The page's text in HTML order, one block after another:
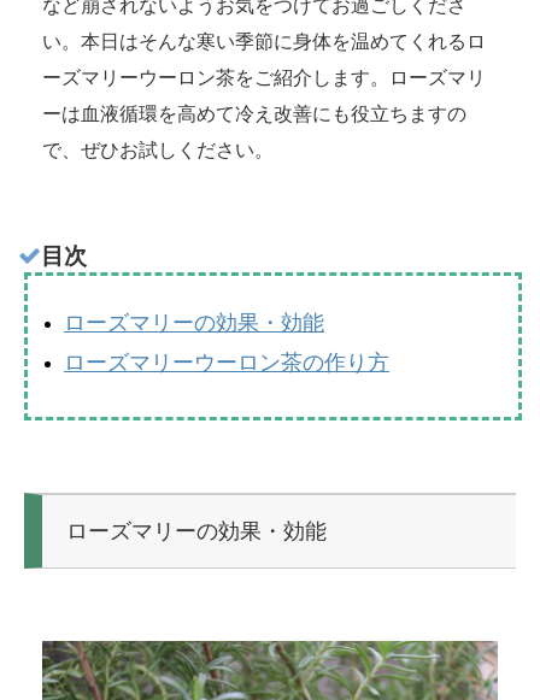
など崩されないようお気をつけてお過ごしくださ
い。本日はそんな寒い季節に身体を温めてくれるロ
ーズマリーウーロン茶をご紹介します。ローズマリ
ーは血液循環を高めて冷え改善にも役立ちますの
で、ぜひお試しください。
目次
ローズマリーの効果・効能
ローズマリーウーロン茶の作り方
ローズマリーの効果・効能